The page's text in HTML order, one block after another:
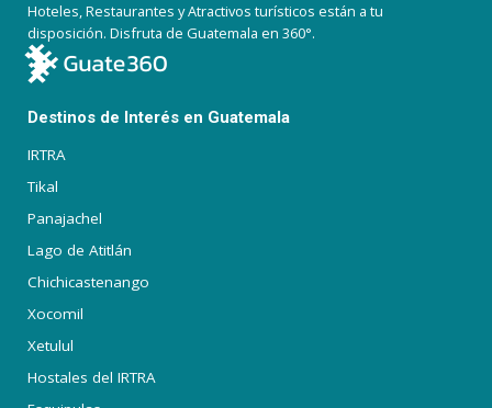
Hoteles, Restaurantes y Atractivos turísticos están a tu
disposición. Disfruta de Guatemala en 360°.
Destinos de Interés en Guatemala
IRTRA
Tikal
Panajachel
Lago de Atitlán
Chichicastenango
Xocomil
Xetulul
Hostales del IRTRA